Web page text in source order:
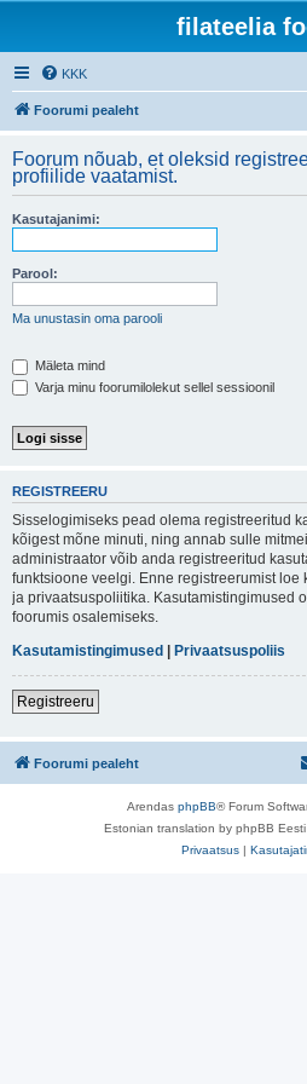
filateelia
KKK
Foorumi pealeht
Foorum nõuab, et oleksid
profiilide vaatamist.
Kasutajanimi:
Parool:
Ma unustasin oma parooli
Mäleta mind
Varja minu foorumilolekut sellel sessioonil
REGISTREERU
Sisselogimiseks pead olema registreeritud
kõigest mõne minuti, ning annab sulle
administraator võib anda registreeritud
funktsioone veelgi. Enne registreerumist
ja privaatsuspoliitika. Kasutamistingimused
foorumis osalemiseks.
Kasutamistingimused | Privaatsuspoliis
Registreeru
Foorumi pealeht
Arendas phpBB® Forum
Estonian translation by phpBB
Privaatsus |